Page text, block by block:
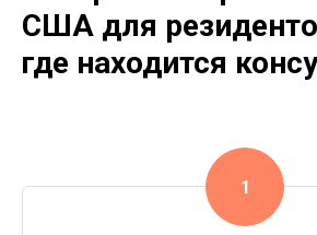
США для
где находится